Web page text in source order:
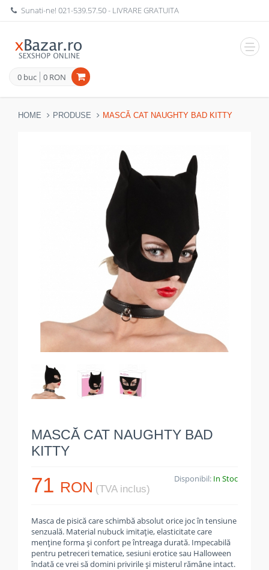
Sunati-ne!021-539.57.50- LIVRARE GRATUITA
0 buc 0 RON
HOME PRODUSE MASCĂ CAT NAUGHTY BAD KITTY
MASCĂ CAT NAUGHTY BAD
KITTY
71 RON (TVA inclus)
Disponibil: In Stoc
Masca de pisică care schimbă absolut orice joc în tensiune
senzuală. Material nubuck imitație, elasticitate care
menține forma și confort pe întreaga durată. Impecabilă
pentru petreceri tematice, sesiuni erotice sau Halloween
îndată ce vrei să domini privirile și misterul rămâne intact.